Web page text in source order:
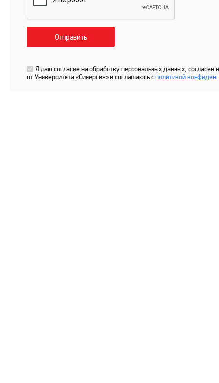
Я даю согласие на обработку персональных данных,
от Университета «Синергия» и соглашаюсь cполитикой